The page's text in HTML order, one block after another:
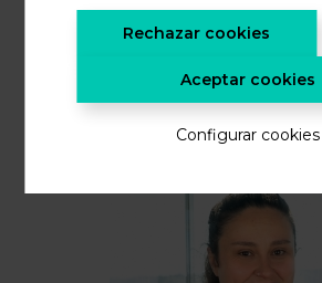
RESPONSABLE DE LÍNEA
INVESTIGACIÓN
SILVIA MARTIN
Rechazar cookies
Aceptar cookies
Configurar cookies